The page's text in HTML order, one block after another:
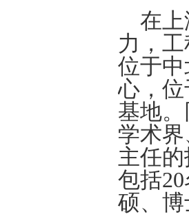
在
力，
位于
心，
基地
学术
主任
包括20
硕、